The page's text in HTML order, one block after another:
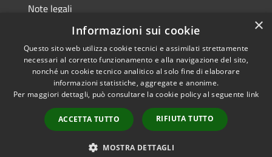
Note legali
Dichiarazione di accessibilità
RSS
Accessibilità
Copyright © 2026 • Comune di
Municipium•
Accesso
redazione
×
Informazioni sui cookie
Questo sito web utilizza cookie tecnici e assimilati strettamente
necessari al corretto funzionamento e alla navigazione del sito,
nonché un cookie tecnico analitico al solo fine di elaborare
informazioni statistiche, aggregate e anonime.
Per maggiori dettagli, può consultare la cookie policy al seguente link
ACCETTA TUTTO RIFIUTA TUTTO
MOSTRA DETTAGLI